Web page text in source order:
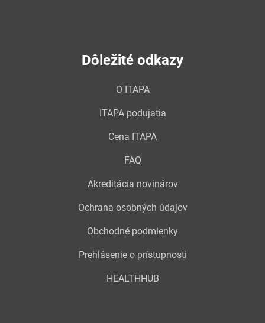
Dôležité odkazy
O ITAPA
ITAPA podujatia
Cena ITAPA
FAQ
Akreditácia novinárov
Ochrana osobných údajov
Obchodné podmienky
Prehlásenie o prístupnosti
HEALTHHUB